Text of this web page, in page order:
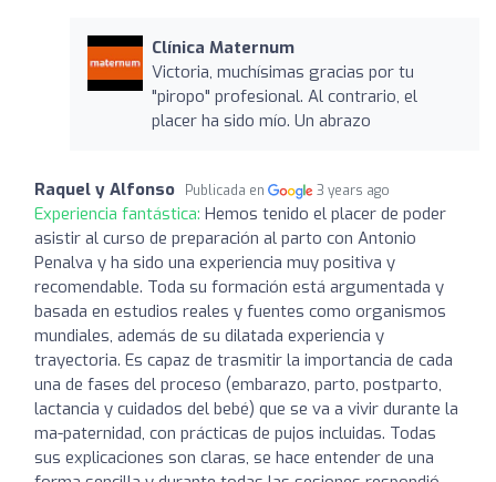
Clínica Maternum
Victoria, muchísimas gracias por tu
"piropo" profesional. Al contrario, el
placer ha sido mío. Un abrazo
Raquel y Alfonso Publicada en 3 years ago
Experiencia fantástica: Hemos tenido el placer de poder
asistir al curso de preparación al parto con Antonio
Penalva y ha sido una experiencia muy positiva y
recomendable. Toda su formación está argumentada y
basada en estudios reales y fuentes como organismos
mundiales, además de su dilatada experiencia y
trayectoria. Es capaz de trasmitir la importancia de cada
una de fases del proceso (embarazo, parto, postparto,
lactancia y cuidados del bebé) que se va a vivir durante la
ma-paternidad, con prácticas de pujos incluidas. Todas
sus explicaciones son claras, se hace entender de una